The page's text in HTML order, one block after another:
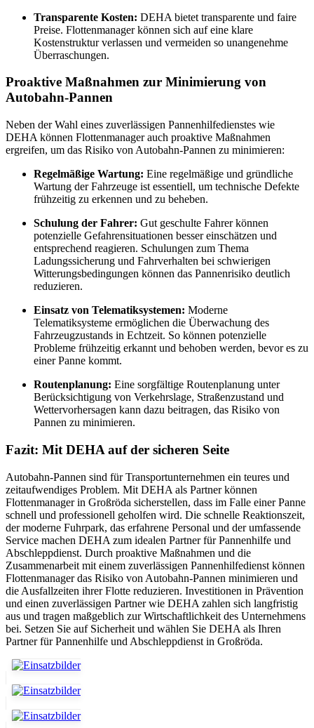
Transparente Kosten: DEHA bietet transparente und faire
Preise. Flottenmanager können sich auf eine klare
Kostenstruktur verlassen und vermeiden so unangenehme
Überraschungen.
Proaktive Maßnahmen zur Minimierung von
Autobahn-Pannen
Neben der Wahl eines zuverlässigen Pannenhilfedienstes wie
DEHA können Flottenmanager auch proaktive Maßnahmen
ergreifen, um das Risiko von Autobahn-Pannen zu minimieren:
Regelmäßige Wartung: Eine regelmäßige und gründliche
Wartung der Fahrzeuge ist essentiell, um technische Defekte
frühzeitig zu erkennen und zu beheben.
Schulung der Fahrer: Gut geschulte Fahrer können
potenzielle Gefahrensituationen besser einschätzen und
entsprechend reagieren. Schulungen zum Thema
Ladungssicherung und Fahrverhalten bei schwierigen
Witterungsbedingungen können das Pannenrisiko deutlich
reduzieren.
Einsatz von Telematiksystemen: Moderne
Telematiksysteme ermöglichen die Überwachung des
Fahrzeugzustands in Echtzeit. So können potenzielle
Probleme frühzeitig erkannt und behoben werden, bevor es zu
einer Panne kommt.
Routenplanung: Eine sorgfältige Routenplanung unter
Berücksichtigung von Verkehrslage, Straßenzustand und
Wettervorhersagen kann dazu beitragen, das Risiko von
Pannen zu minimieren.
Fazit: Mit DEHA auf der sicheren Seite
Autobahn-Pannen sind für Transportunternehmen ein teures und
zeitaufwendiges Problem. Mit DEHA als Partner können
Flottenmanager in Großröda sicherstellen, dass im Falle einer Panne
schnell und professionell geholfen wird. Die schnelle Reaktionszeit,
der moderne Fuhrpark, das erfahrene Personal und der umfassende
Service machen DEHA zum idealen Partner für Pannenhilfe und
Abschleppdienst. Durch proaktive Maßnahmen und die
Zusammenarbeit mit einem zuverlässigen Pannenhilfedienst können
Flottenmanager das Risiko von Autobahn-Pannen minimieren und
die Ausfallzeiten ihrer Flotte reduzieren. Investitionen in Prävention
und einen zuverlässigen Partner wie DEHA zahlen sich langfristig
aus und tragen maßgeblich zur Wirtschaftlichkeit des Unternehmens
bei. Setzen Sie auf Sicherheit und wählen Sie DEHA als Ihren
Partner für Pannenhilfe und Abschleppdienst in Großröda.